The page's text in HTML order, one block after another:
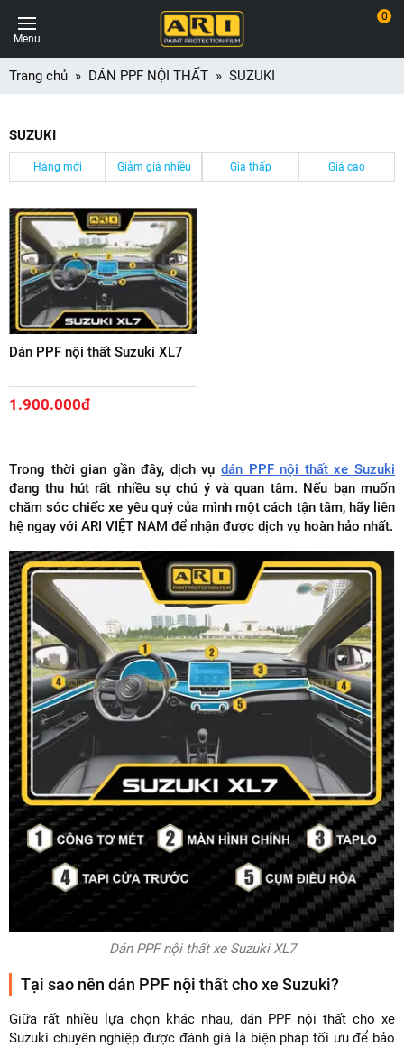
Menu
0
Trang chủ DÁN PPF NỘI THẤT SUZUKI
SUZUKI
Hàng mới Giảm giá nhiều Giá thấp Giá cao
Dán PPF nội thất Suzuki XL7
1.900.000đ
Trong thời gian gần đây, dịch vụdán PPF nội thất xe Suzuki
đang thu hút rất nhiều sự chú ý và quan tâm. Nếu bạn muốn
chăm sóc chiếc xe yêu quý của mình một cách tận tâm, hãy liên
hệ ngay với ARI VIỆT NAM để nhận được dịch vụ hoàn hảo nhất.
Dán PPF nội thất xe Suzuki XL7
Tại sao nên dán PPF nội thất cho xe Suzuki?
Giữa rất nhiều lựa chọn khác nhau, dán PPF nội thất cho xe
Suzuki chuyên nghiệp được đánh giá là biện pháp tối ưu để bảo